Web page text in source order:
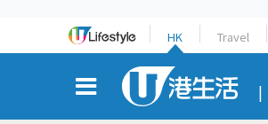
HK Travel